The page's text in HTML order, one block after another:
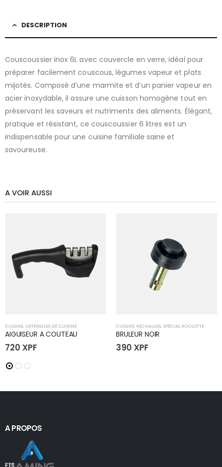
DESCRIPTION
Couscoussier inox 6L avec couvercle en verre, idéal pour
préparer facilement couscous, légumes vapeur et plats
mijotés. Composé d’une marmite et d’un panier vapeur en
acier inoxydable, il assure une cuisson homogène tout en
préservant les saveurs et nutriments des aliments. Élégant,
pratique et résistant, ce couscoussier 6 litres est un
indispensable pour une cuisine familiale saine et
savoureuse.
A VOIR AUSSI
CUISINE, USTENSILES DE CUISINE
AIGUISEUR A COUTEAU
720 XPF
CUISINE, RECHAUDS, SPÉCIAL ROULOTTE
BRULEUR NOIR
390 XPF
A PROPOS